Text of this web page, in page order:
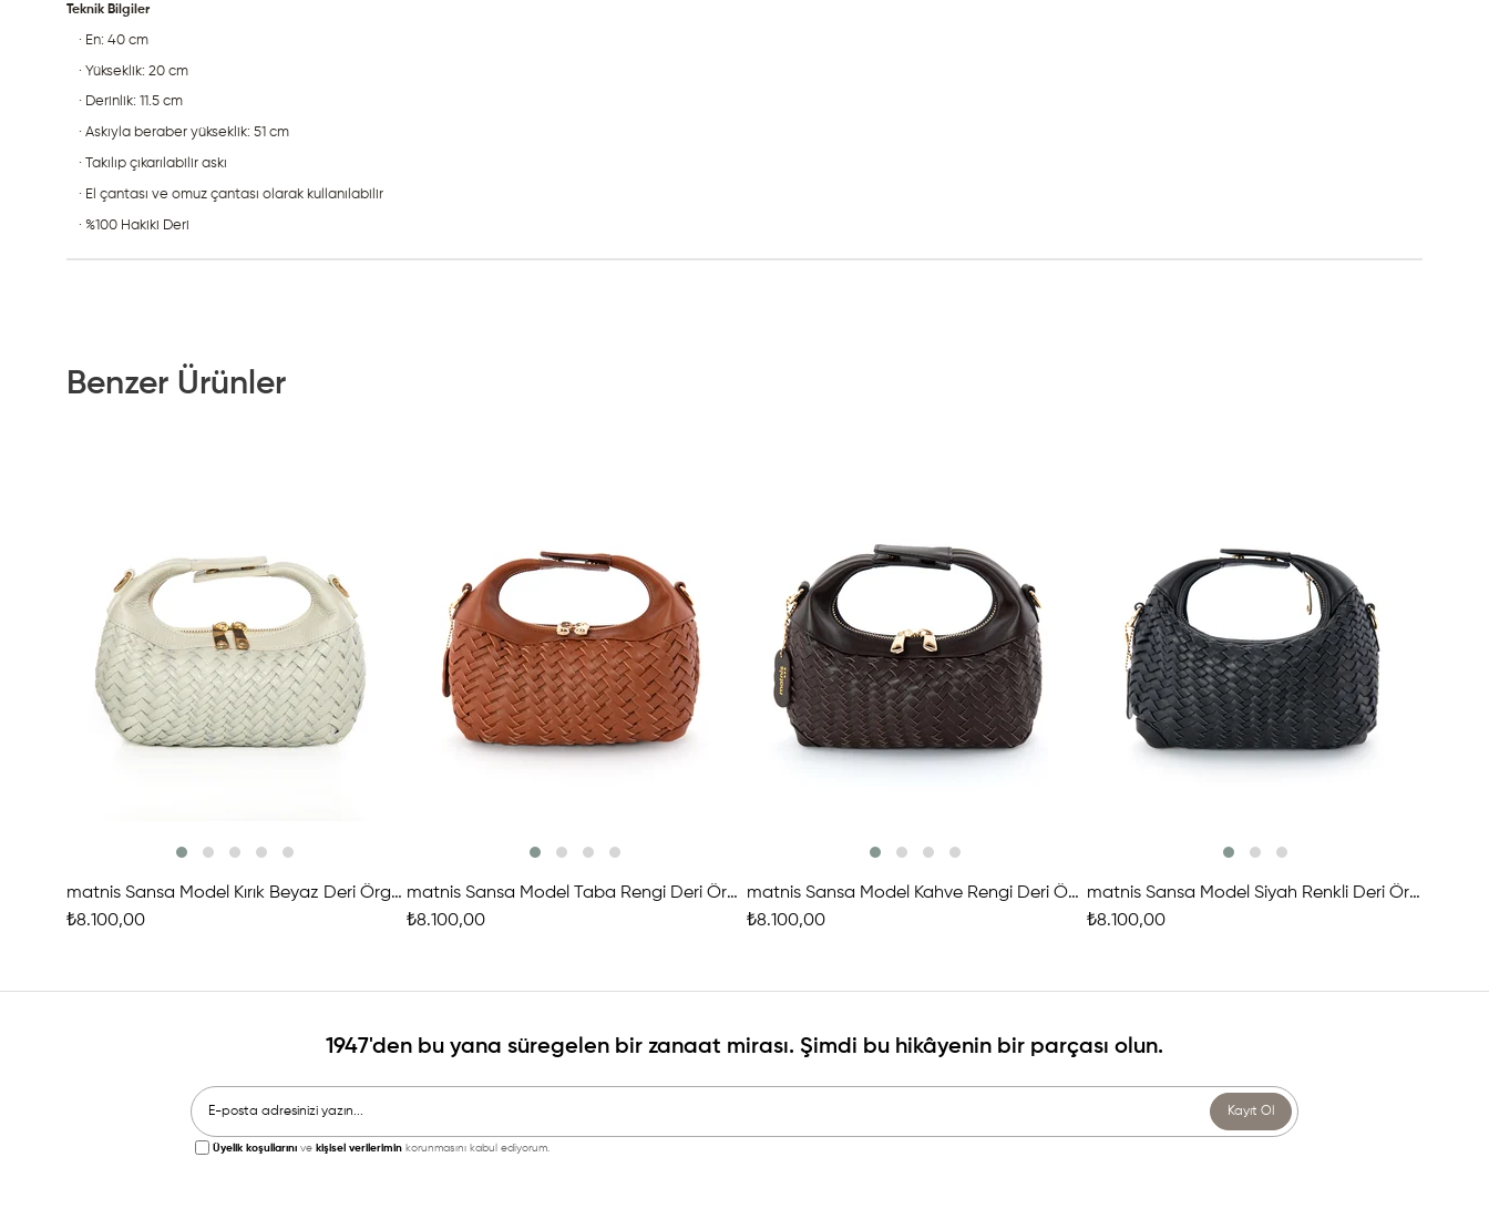
Teknik Bilgiler
· En: 40 cm
· Yükseklik: 20 cm
· Derinlik: 11.5 cm
· Askıyla beraber yükseklik: 51 cm
· Takılıp çıkarılabilir askı
· El çantası ve omuz çantası olarak kullanılabilir
· %100 Hakiki Deri
Benzer Ürünler
matnis Sansa Model Kırık Beyaz Deri Örgü Çanta
₺8.100,00
matnis Sansa Model Taba Rengi Deri Örgü Çanta
₺8.100,00
matnis Sansa Model Kahve Rengi Deri Örgü Çanta
₺8.100,00
matnis Sansa Model Siyah Renkli Deri Örgü Çanta
₺8.100,00
1947'den bu yana süregelen bir zanaat mirası. Şimdi bu hikâyenin bir parçası olun.
Kayıt Ol
Üyelik koşullarını ve kişisel verilerimin korunmasını kabul ediyorum.